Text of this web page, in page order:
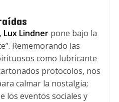
Lux Lindnerpone bajo la
Rememorando las
como lubricante
protocolos, nos
calmar la nostalgia;
los eventos sociales y